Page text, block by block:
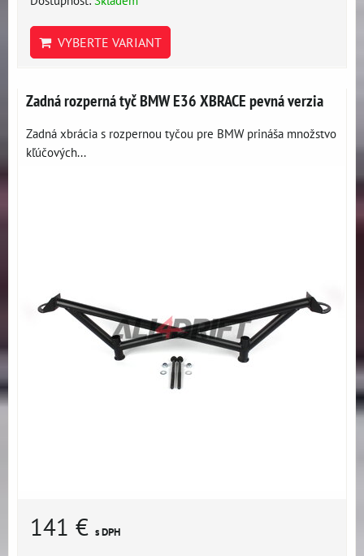
VYBERTE VARIANT
Zadná rozperná tyč BMW E36 XBRACE pevná verzia
Zadná xbrácia s rozpernou tyčou pre BMW prináša množstvo
kľúčových...
141 € s DPH